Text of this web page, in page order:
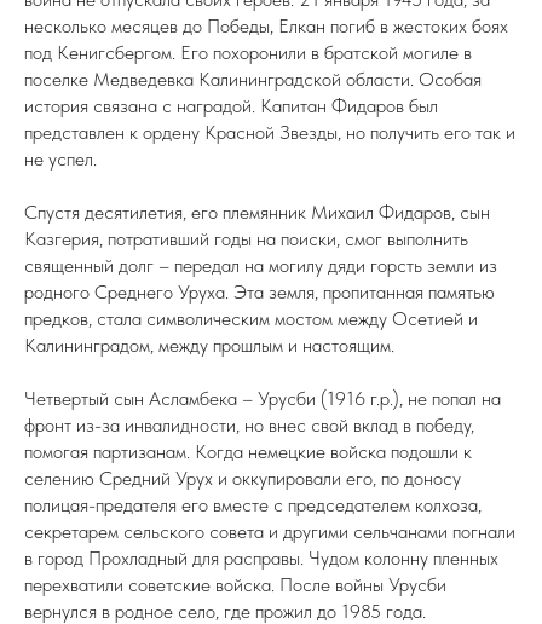
несколько месяцев до Победы, Елкан погиб в жестоких боях
под Кенигсбергом. Его похоронили в братской могиле в
поселке Медведевка Калининградской области. Особая
история связана с наградой. Капитан Фидаров был
представлен к ордену Красной Звезды, но получить его так и
не успел.
Спустя десятилетия, его племянник Михаил Фидаров, сын
Казгерия, потративший годы на поиски, смог выполнить
священный долг – передал на могилу дяди горсть земли из
родного Среднего Уруха. Эта земля, пропитанная памятью
предков, стала символическим мостом между Осетией и
Калининградом, между прошлым и настоящим.
Четвертый сын Асламбека – Урусби (1916 г.р.), не попал на
фронт из-за инвалидности, но внес свой вклад в победу,
помогая партизанам. Когда немецкие войска подошли к
селению Средний Урух и оккупировали его, по доносу
полицая-предателя его вместе с председателем колхоза,
секретарем сельского совета и другими сельчанами погнали
в город Прохладный для расправы. Чудом колонну пленных
перехватили советские войска. После войны Урусби
вернулся в родное село, где прожил до 1985 года.